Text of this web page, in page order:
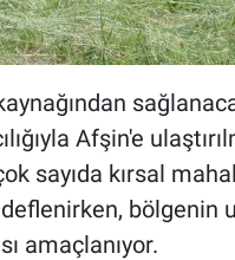
Afşin'e
sayıda kırsal
bölgenin
amaçlanıyor.